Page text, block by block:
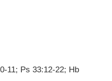
11; Ps 33:12-22; Hb